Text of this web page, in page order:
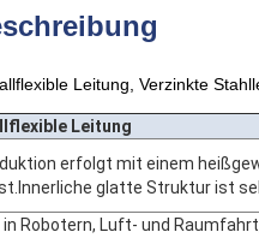
Leitung, Verzinkte
Leitung
erfolgt mit einem
glatte Struktur ist
in Robotern, Luft- und